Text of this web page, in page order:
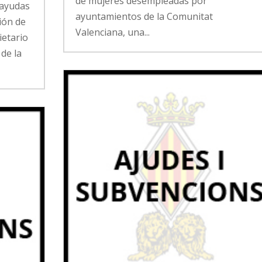
de
la
ayuntamientos de la Comunitat
Valenciana, una...